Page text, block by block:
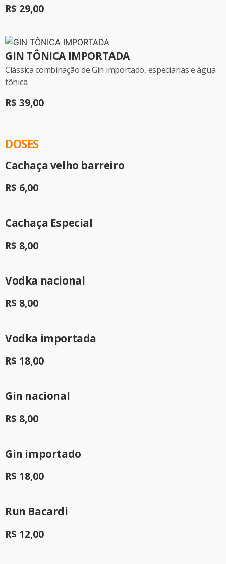
R$ 29,00
GIN TÔNICA IMPORTADA
Clássica combinação de Gin importado, especiarias e água
tônica.
R$ 39,00
DOSES
Cachaça velho barreiro
R$ 6,00
Cachaça Especial
R$ 8,00
Vodka nacional
R$ 8,00
Vodka importada
R$ 18,00
Gin nacional
R$ 8,00
Gin importado
R$ 18,00
Run Bacardi
R$ 12,00